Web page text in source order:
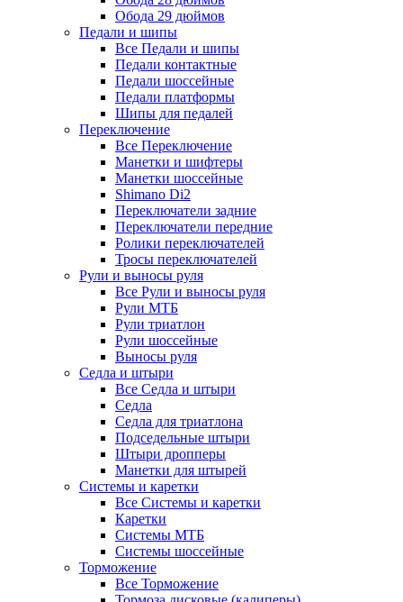
Обода 29 дюймов
Педали и шипы
Все Педали и шипы
Педали контактные
Педали шоссейные
Педали платформы
Шипы для педалей
Переключение
Все Переключение
Манетки и шифтеры
Манетки шоссейные
Shimano Di2
Переключатели задние
Переключатели передние
Ролики переключателей
Тросы переключателей
Рули и выносы руля
Все Рули и выносы руля
Рули МТБ
Рули триатлон
Рули шоссейные
Выносы руля
Седла и штыри
Все Седла и штыри
Седла
Седла для триатлона
Подседельные штыри
Штыри дропперы
Манетки для штырей
Системы и каретки
Все Системы и каретки
Каретки
Системы МТБ
Системы шоссейные
Торможение
Все Торможение